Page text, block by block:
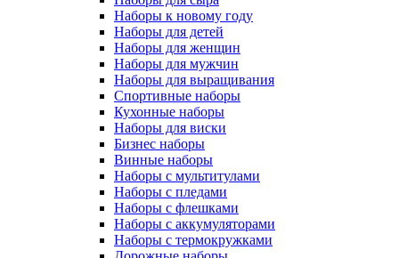
Наборы к новому году
Наборы для детей
Наборы для женщин
Наборы для мужчин
Наборы для выращивания
Спортивные наборы
Кухонные наборы
Наборы для виски
Бизнес наборы
Винные наборы
Наборы с мультитулами
Наборы с пледами
Наборы с флешками
Наборы с аккумуляторами
Наборы с термокружками